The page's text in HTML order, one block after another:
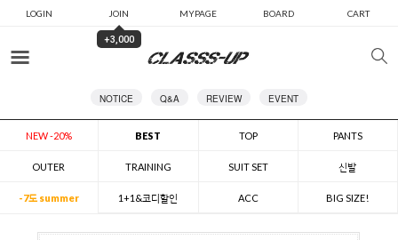
LOGIN JOIN MYPAGE BOARD CART
+3,000
NOTICE Q&A REVIEW EVENT
NEW -20% BEST TOP PANTS
OUTER TRAINING SUIT SET 신발
-7도 summer 1+1&코디할인 ACC BIG SIZE!